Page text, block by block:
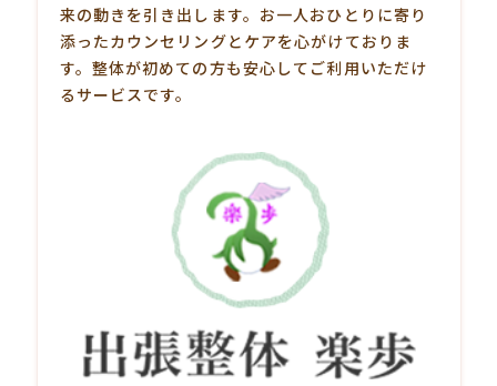
来の動きを引き出します。お一人おひとりに寄り
添ったカウンセリングとケアを心がけておりま
す。整体が初めての方も安心してご利用いただけ
るサービスです。